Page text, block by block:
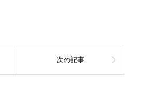
次の記事